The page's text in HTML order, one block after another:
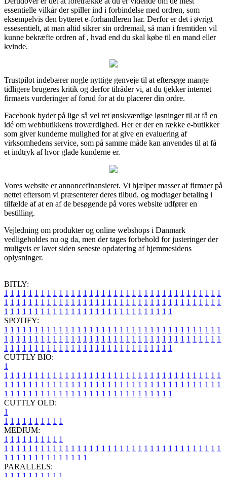
essentielle vilkår der spiller ind i forbindelse med ordren, som
eksempelvis den bytteret e-forhandleren har. Derfor er det i øvrigt
essesentielt, at man altid sikrer sin ordremail, så man i fremtiden vil
kunne bekræfte ordren af , hvad end du skal købe til en mand eller
kvinde.
Trustpilot indebærer nogle nyttige genveje til at eftersøge mange
tidligere brugeres kritik og derfor tilråder vi, at du tjekker internet
firmaets vurderinger af forud for at du placerer din ordre.
Facebook byder på lige så vel ret ønskværdige løsninger til at få en
idé om webbutikkens troværdighed. Her er der en række e-butikker
som giver kunderne mulighed for at give en evaluering af
virksomhedens service, som på samme måde kan anvendes til at få
et indtryk af hvor glade kunderne er.
Vores website er annoncefinansieret. Vi hjælper masser af firmaer på
nettet eftersom vi præsenterer deres tilbud, og modtager betaling i
tilfælde af at en af de besøgende på vores website udfører en
bestilling.
Vejledning om produkter og online webshops i Danmark
vedligeholdes nu og da, men der tages forbehold for justeringer der
muligvis er lavet siden seneste opdatering af hjemmesidens
oplysninger.
BITLY:
1 1 1 1 1 1 1 1 1 1 1 1 1 1 1 1 1 1 1 1 1 1 1 1 1 1 1 1 1 1 1 1 1 1 1 1
1 1 1 1 1 1 1 1 1 1 1 1 1 1 1 1 1 1 1 1 1 1 1 1 1 1 1 1 1 1 1 1 1 1 1 1
1 1 1 1 1 1 1 1 1 1 1 1 1 1 1 1 1 1 1 1 1 1 1 1 1 1 1 1
SPOTIFY:
1 1 1 1 1 1 1 1 1 1 1 1 1 1 1 1 1 1 1 1 1 1 1 1 1 1 1 1 1 1 1 1 1 1 1 1
1 1 1 1 1 1 1 1 1 1 1 1 1 1 1 1 1 1 1 1 1 1 1 1 1 1 1 1 1 1 1 1 1 1 1 1
1 1 1 1 1 1 1 1 1 1 1 1 1 1 1 1 1 1 1 1 1 1 1 1 1 1 1 1
CUTTLY BIO:
1
1 1 1 1 1 1 1 1 1 1 1 1 1 1 1 1 1 1 1 1 1 1 1 1 1 1 1 1 1 1 1 1 1 1 1 1
1 1 1 1 1 1 1 1 1 1 1 1 1 1 1 1 1 1 1 1 1 1 1 1 1 1 1 1 1 1 1 1 1 1 1 1
1 1 1 1 1 1 1 1 1 1 1 1 1 1 1 1 1 1 1 1 1 1 1 1 1 1 1 1
CUTTLY OLD:
1
1 1 1 1 1 1 1 1 1 1
MEDIUM:
1 1 1 1 1 1 1 1 1 1
1 1 1 1 1 1 1 1 1 1 1 1 1 1 1 1 1 1 1 1 1 1 1 1 1 1 1 1 1 1 1 1 1 1 1 1
1 1 1 1 1 1 1 1 1 1 1 1 1 1
PARALLELS: